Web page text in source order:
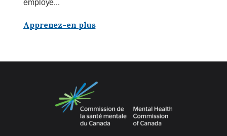
employé...
Apprenez-en plus